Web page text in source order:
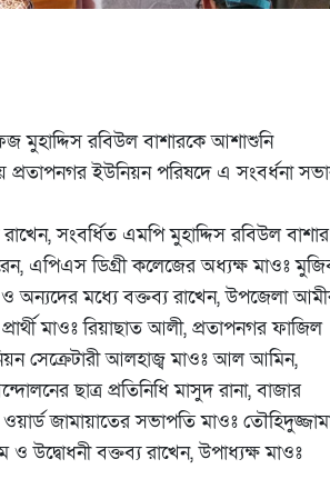
মুহাদ্দিস রবিউল বাশারকে আশাশুনি
প্রতাপনগর ইউনিয়ন পরিষদে এ সংবর্ধনা
সংবর্ধিত এমপি মুহাদ্দিস রবিউল
এপিএস ডিগ্রী কলেজের অধ্যক্ষ মাওঃ
অন্যদের মধ্যে বক্তব্য রাখেন, উপজেলা
মাওঃ রিয়াছাত আলী, প্রতাপনগর ফাজিল
সেক্রেটারী আলহাজ্ব মাওঃ আল আমিন,
ছাত্র প্রতিনিধি মাসুদ রানা, বাজার
জামায়াতের সভাপতি মাওঃ
বক্তব্য রাখেন, উপাধ্যক্ষ মাওঃ